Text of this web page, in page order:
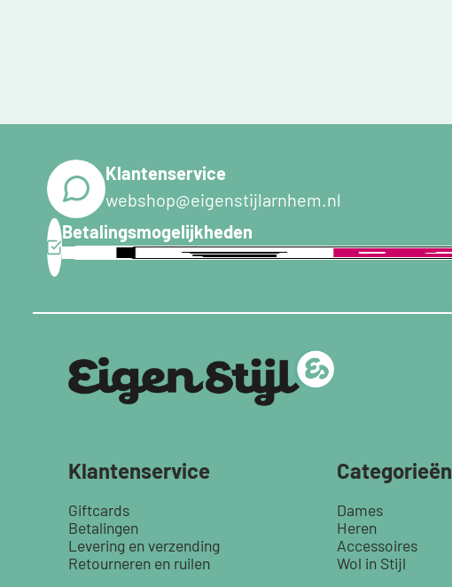
Klantenservice
webshop@eigenstijlarnhem.nl
Betalingsmogelijkheden
Klantenservice
Giftcards
Betalingen
Levering en verzending
Retourneren en ruilen
Categorieën
Dames
Heren
Accessoires
Wol in Stijl